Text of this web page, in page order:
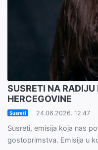
SUSRETI NA RADIJU
HERCEGOVINE
Susreti 24.06.2026. 12:47
Susreti, emisija koja nas
gostoprimstva. Emisija u